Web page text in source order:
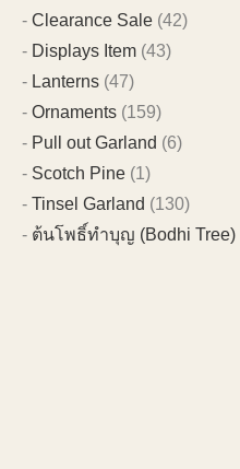
Clearance Sale (42)
Displays Item (43)
Lanterns (47)
Ornaments (159)
Pull out Garland (6)
Scotch Pine (1)
Tinsel Garland (130)
ต้นโพธิ์ทำบุญ (Bodhi Tree)